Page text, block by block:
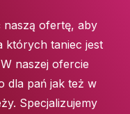
naszą ofertę, aby
których taniec jest
naszej ofercie
dla pań jak też w
Specjalizujemy